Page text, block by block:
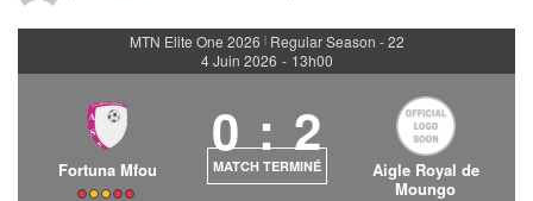
MTN Elite One 2026 | Regular Season - 22
4 Juin 2026 - 13h00
Fortuna Mfou
0 : 2
MATCH TERMINÉ
Aigle Royal de
Moungo